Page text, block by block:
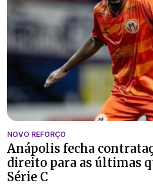
NOVO REFORÇO
Anápolis fecha
direito para as últimas
Série C